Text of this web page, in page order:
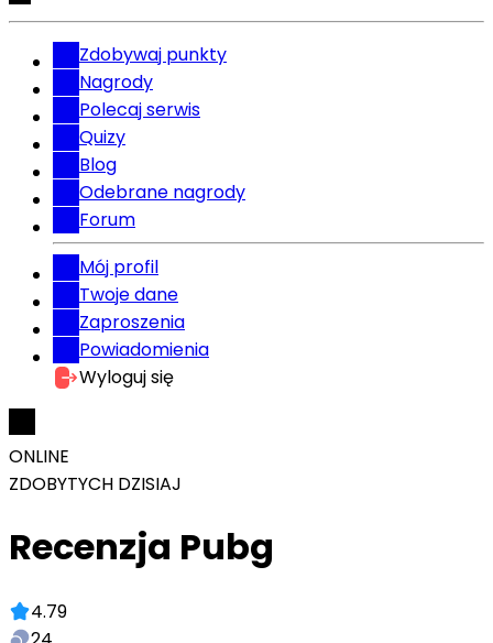
Zdobywaj punkty
Nagrody
Polecaj serwis
Quizy
Blog
Odebrane nagrody
Forum
Mój profil
Twoje dane
Zaproszenia
Powiadomienia
Wyloguj się
ONLINE
ZDOBYTYCH DZISIAJ
Recenzja Pubg
4.79